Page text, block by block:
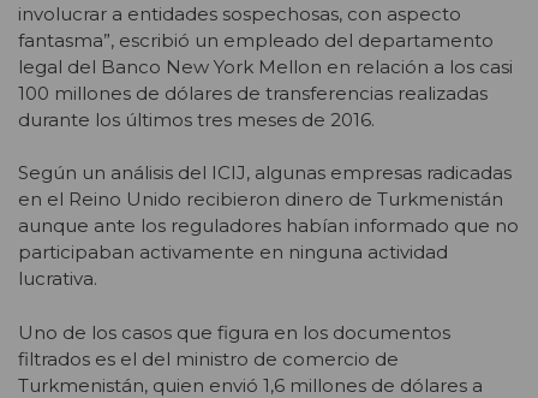
involucrar a entidades sospechosas, con aspecto
fantasma”, escribió un empleado del departamento
legal del Banco New York Mellon en relación a los casi
100 millones de dólares de transferencias realizadas
durante los últimos tres meses de 2016.
Según un análisis del ICIJ, algunas empresas radicadas
en el Reino Unido recibieron dinero de Turkmenistán
aunque ante los reguladores habían informado que no
participaban activamente en ninguna actividad
lucrativa.
Uno de los casos que figura en los documentos
filtrados es el del ministro de comercio de
Turkmenistán, quien envió 1,6 millones de dólares a